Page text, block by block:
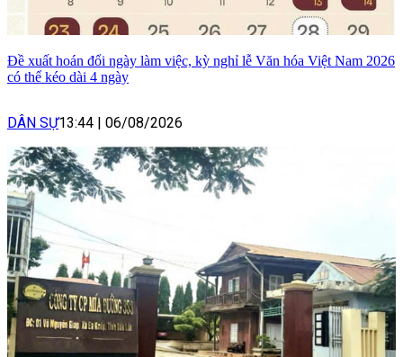
Đề xuất hoán đổi ngày làm việc, kỳ nghỉ lễ Văn hóa Việt Nam 2026
có thể kéo dài 4 ngày
DÂN SỰ13:44 | 06/08/2026